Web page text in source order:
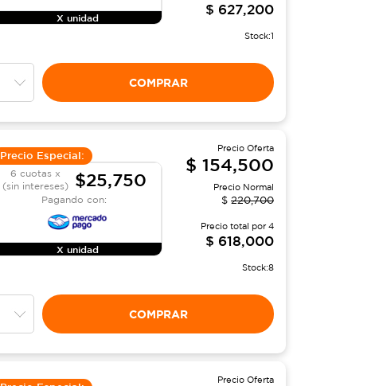
X unidad
$ 627,200
Stock:1
COMPRAR
Precio Especial:
6 cuotas x
(sin intereses)
$25,750
Pagando con:
X unidad
Precio Oferta
$ 154,500
Precio Normal
$ 220,700
Precio total por4
$ 618,000
Stock:8
COMPRAR
Precio Oferta